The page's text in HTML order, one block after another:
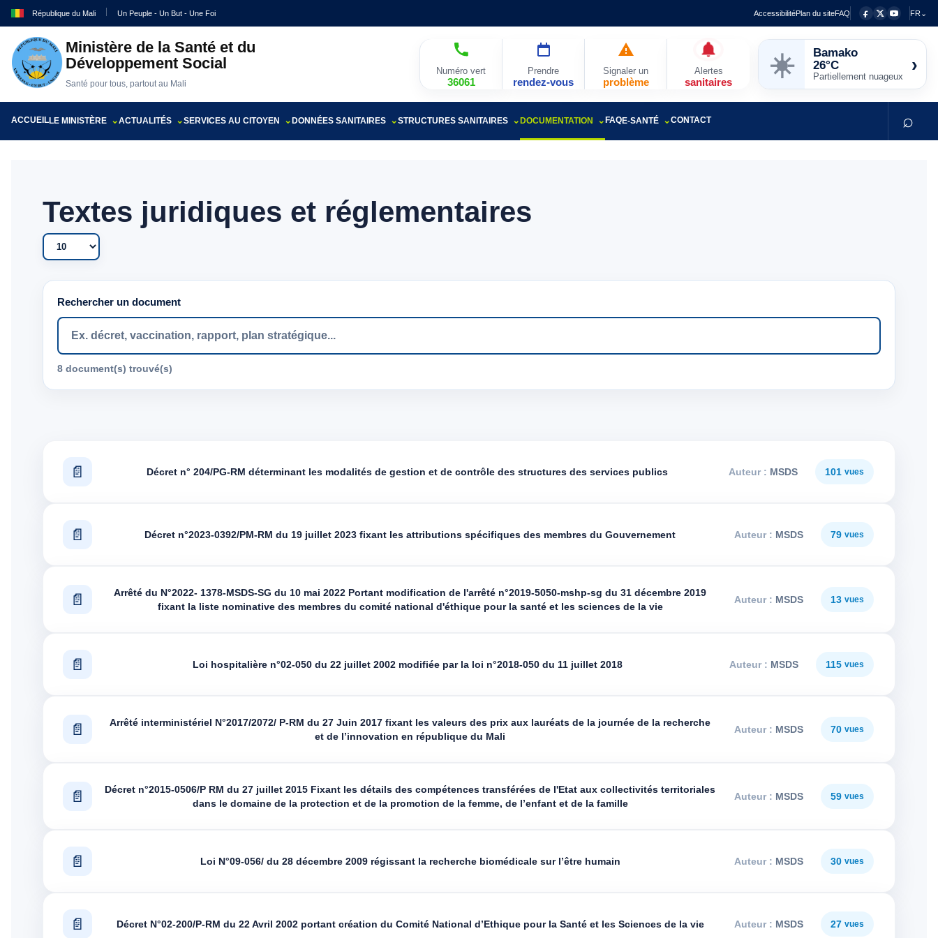
République du Mali Un Peuple - Un But - Une Foi AccessibilitéPlan du siteFAQ FR⌄
Ministère de la Santé et du
Développement Social
Santé pour tous, partout au Mali
Numéro vert
36061
Prendre
rendez-vous
Signaler un
problème
Alertes
sanitaires
☀️
Bamako
26°C
Partiellement nuageux
›
ACCUEILLE MINISTÈRE ACTUALITÉS SERVICES AU CITOYEN DONNÉES SANITAIRES STRUCTURES SANITAIRES DOCUMENTATION FAQE-SANTÉ CONTACT ⌕
Textes juridiques et réglementaires
Afficher #
Rechercher un document
8 document(s) trouvé(s)
Décret n° 204/PG-RM déterminant les modalités de gestion et de contrôle des structures des services publics MSDS 101
Décret n°2023-0392/PM-RM du 19 juillet 2023 fixant les attributions spécifiques des membres du Gouvernement MSDS 79
Arrêté du N°2022- 1378-MSDS-SG du 10 mai 2022 Portant modification de l'arrêté n°2019-5050-mshp-sg du 31 décembre 2019
fixant la liste nominative des membres du comité national d'éthique pour la santé et les sciences de la vie
MSDS 13
Loi hospitalière n°02-050 du 22 juillet 2002 modifiée par la loi n°2018-050 du 11 juillet 2018 MSDS 115
Arrêté interministériel N°2017/2072/ P-RM du 27 Juin 2017 fixant les valeurs des prix aux lauréats de la journée de la recherche
et de l’innovation en république du Mali
MSDS 70
Décret n°2015-0506/P RM du 27 juillet 2015 Fixant les détails des compétences transférées de l'Etat aux collectivités territoriales
dans le domaine de la protection et de la promotion de la femme, de l’enfant et de la famille
MSDS 59
Loi N°09-056/ du 28 décembre 2009 régissant la recherche biomédicale sur l’être humain MSDS 30
Décret N°02-200/P-RM du 22 Avril 2002 portant création du Comité National d’Ethique pour la Santé et les Sciences de la vie MSDS 27